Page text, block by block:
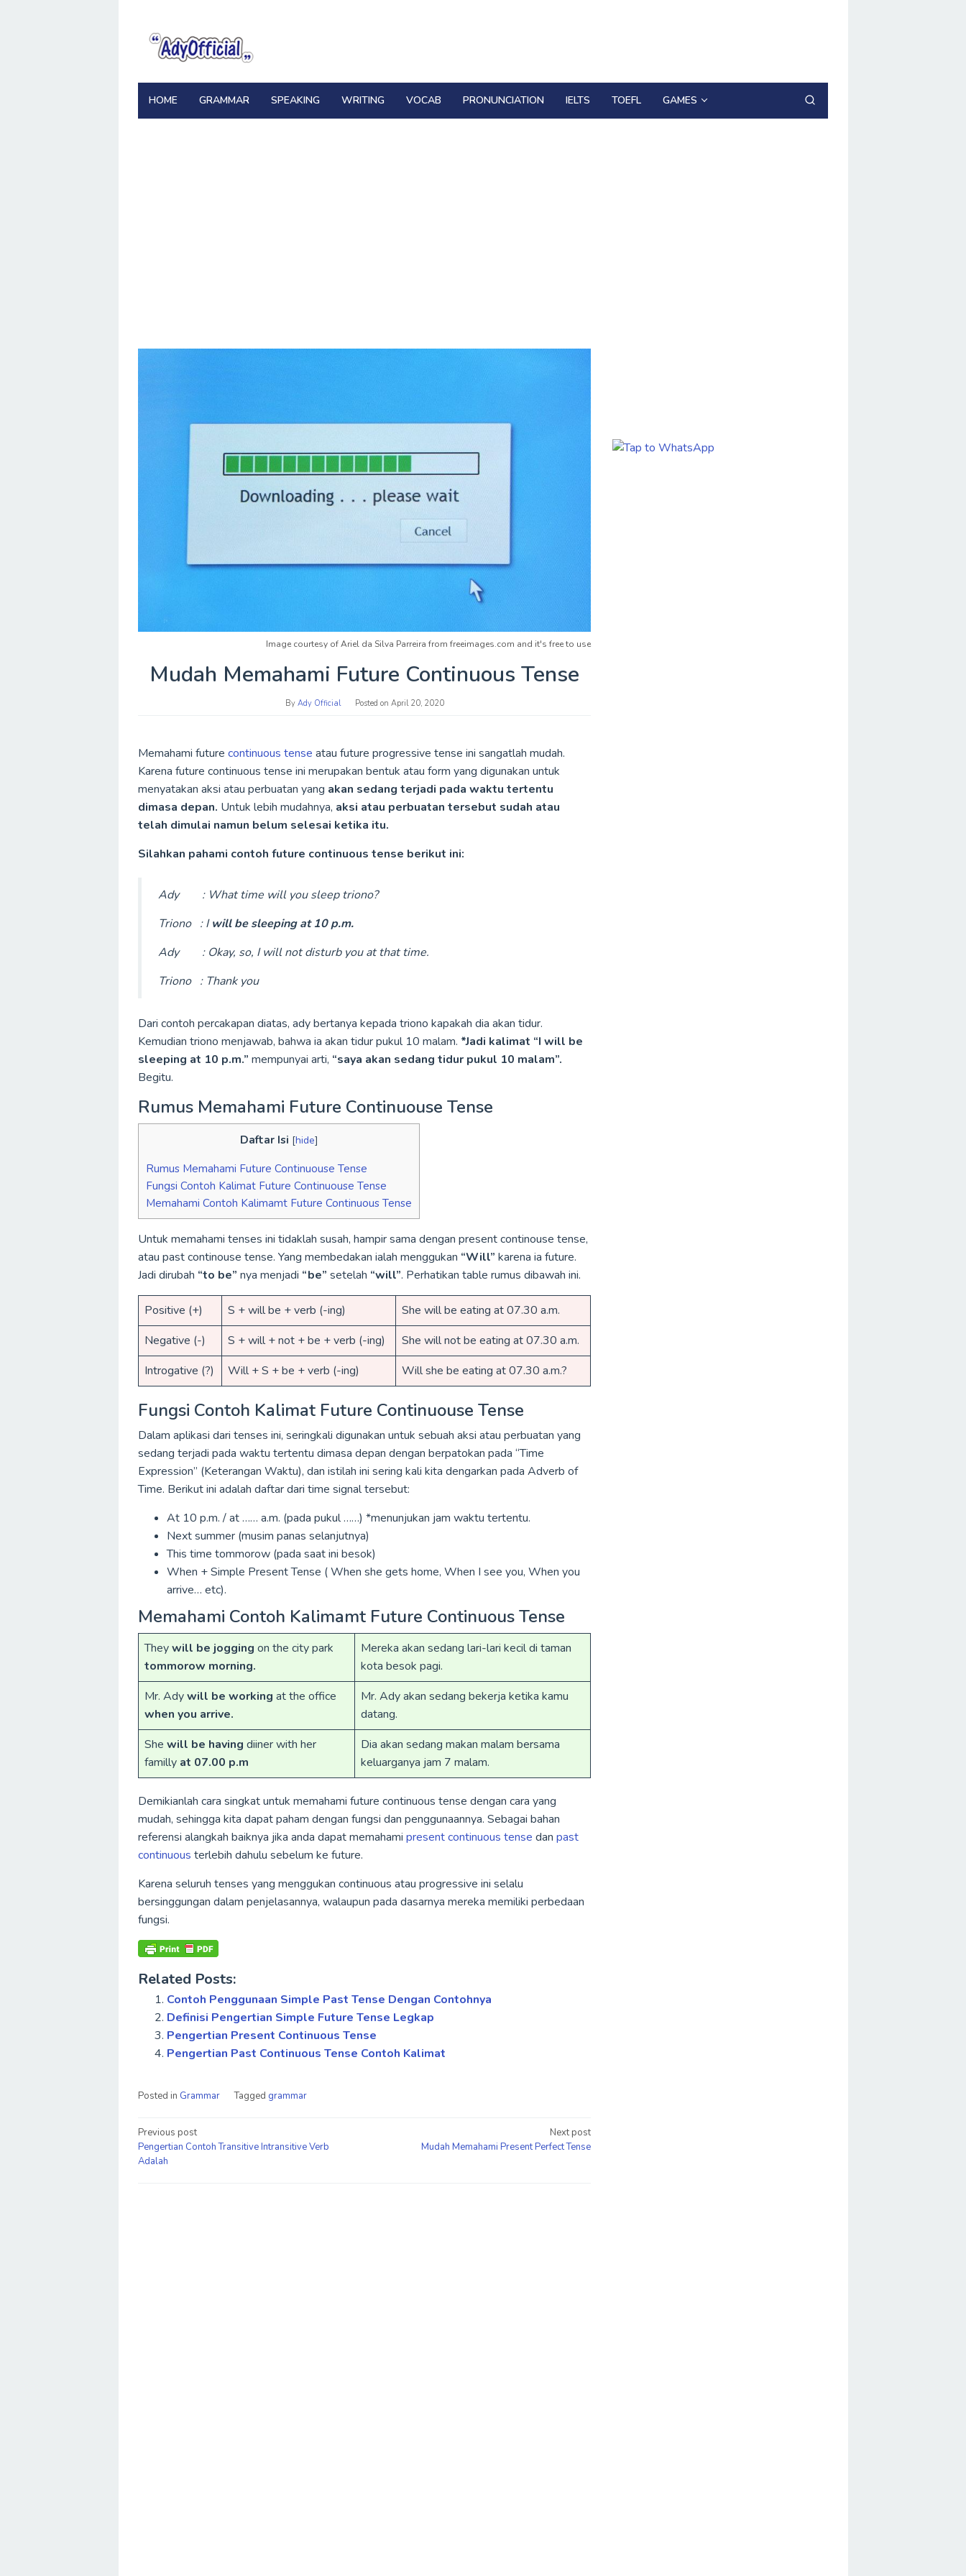
content
HOME GRAMMAR SPEAKING WRITING VOCAB PRONUNCIATION IELTS TOEFL GAMES
Image courtesy of Ariel da Silva Parreira from freeimages.com and it's free to use
Mudah Memahami Future Continuous Tense
By Ady Official Posted on April 20, 2020
Memahami future continuous tense atau future progressive tense ini sangatlah mudah.
Karena future continuous tense ini merupakan bentuk atau form yang digunakan untuk
menyatakan aksi atau perbuatan yang akan sedang terjadi pada waktu tertentu
dimasa depan. Untuk lebih mudahnya, aksi atau perbuatan tersebut sudah atau
telah dimulai namun belum selesai ketika itu.
Silahkan pahami contoh future continuous tense berikut ini:
Ady : What time will you sleep triono?
Triono : Iwill be sleeping at 10 p.m.
Ady : Okay, so, I will not disturb you at that time.
Triono : Thank you
Dari contoh percakapan diatas, ady bertanya kepada triono kapakah dia akan tidur.
Kemudian triono menjawab, bahwa ia akan tidur pukul 10 malam. *Jadi kalimat “I will be
sleeping at 10 p.m.” mempunyai arti, “saya akan sedang tidur pukul 10 malam”.
Begitu.
Rumus Memahami Future Continuouse Tense
Daftar Isi [hide]
Rumus Memahami Future Continuouse Tense
Fungsi Contoh Kalimat Future Continuouse Tense
Memahami Contoh Kalimamt Future Continuous Tense
Untuk memahami tenses ini tidaklah susah, hampir sama dengan present continouse tense,
atau past continouse tense. Yang membedakan ialah menggukan “Will” karena ia future.
Jadi dirubah “to be” nya menjadi “be” setelah “will”. Perhatikan table rumus dibawah ini.
Positive (+) S + will be + verb (-ing)
She will be eating at 07.30 a.m.
Negative (-)
S + will + not + be + verb (-ing)
She will not be eating at 07.30 a.m.
Introgative (?)
Will + S + be + verb (-ing) Will she be eating at 07.30 a.m.?
Fungsi Contoh Kalimat Future Continuouse Tense
Dalam aplikasi dari tenses ini, seringkali digunakan untuk sebuah aksi atau perbuatan yang
sedang terjadi pada waktu tertentu dimasa depan dengan berpatokan pada “Time
Expression” (Keterangan Waktu), dan istilah ini sering kali kita dengarkan pada Adverb of
Time. Berikut ini adalah daftar dari time signal tersebut:
At 10 p.m. / at …… a.m. (pada pukul ……) *menunjukan jam waktu tertentu.
Next summer (musim panas selanjutnya)
This time tommorow (pada saat ini besok)
When + Simple Present Tense ( When she gets home, When I see you, When you
arrive… etc).
Memahami Contoh Kalimamt Future Continuous Tense
Theywill be jogging on the city park
tommorow morning.
Mereka akan sedang lari-lari kecil di taman
kota besok pagi.
Mr. Adywill be working at the office
when you arrive.
Mr. Ady akan sedang bekerja ketika kamu
datang.
She will be having diiner with her
familly at 07.00 p.m
Dia akan sedang makan malam bersama
keluarganya jam 7 malam.
Demikianlah cara singkat untuk memahami future continuous tense dengan cara yang
mudah, sehingga kita dapat paham dengan fungsi dan penggunaannya. Sebagai bahan
referensi alangkah baiknya jika anda dapat memahami present continuous tense dan past
continuous terlebih dahulu sebelum ke future.
Karena seluruh tenses yang menggukan continuous atau progressive ini selalu
bersinggungan dalam penjelasannya, walaupun pada dasarnya mereka memiliki perbedaan
fungsi.
Related Posts:
Contoh Penggunaan Simple Past Tense Dengan Contohnya
Definisi Pengertian Simple Future Tense Legkap
Pengertian Present Continuous Tense
Pengertian Past Continuous Tense Contoh Kalimat
Posted in Grammar Tagged grammar
Post
navigation
Previous post
Pengertian Contoh Transitive Intransitive Verb
Adalah
Next post
Mudah Memahami Present Perfect Tense